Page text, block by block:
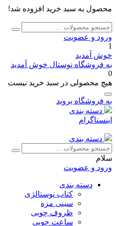
محصول به سبد خرید افزوده شد!
جستجو
برای:
جستجو
ورود و عضویت
1
خوش آمدید
به فروشگاه نوستال خوش آمدید
0
هیچ محصولی در سبد خرید نیست
به فروشگاه بروید
دسته بندی
اینستاگرام
دسته بندی
جستجو
برای:
جستجو
سلام
ورود و عضویت
دسته بندی
کتاب نوستالژی
سینی مزه
ظروف چوبی
ساعت چوبی